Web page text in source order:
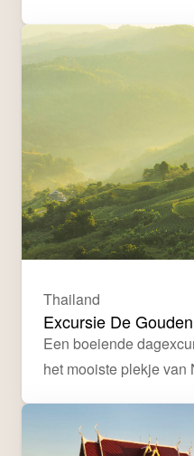
Thailand
Excursie De
Een boeiende
het mooiste plekje van